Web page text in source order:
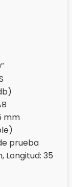
mm
prueba
Longitud: 35